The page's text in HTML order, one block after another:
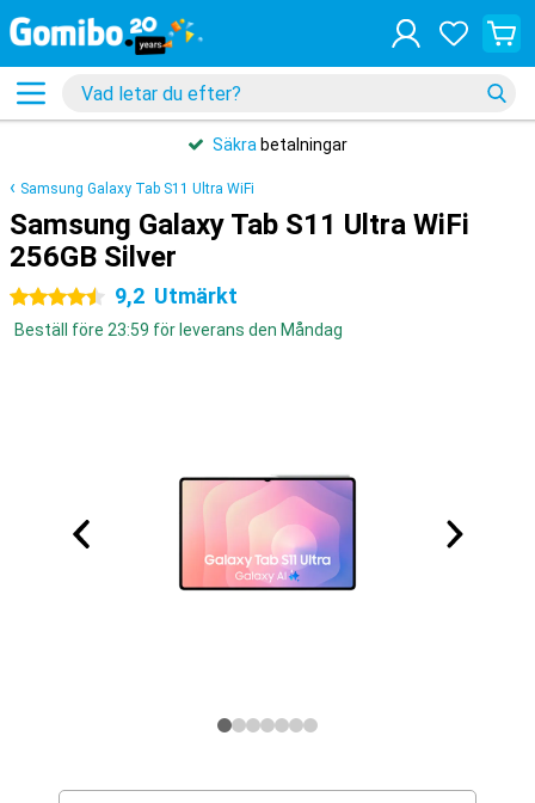
Säkra betalningar
Samsung Galaxy Tab S11 Ultra WiFi
Samsung Galaxy Tab S11 Ultra WiFi
256GB Silver
4.5 stjärnor 9,2 Utmärkt
Beställ före 23:59 för leverans den Måndag